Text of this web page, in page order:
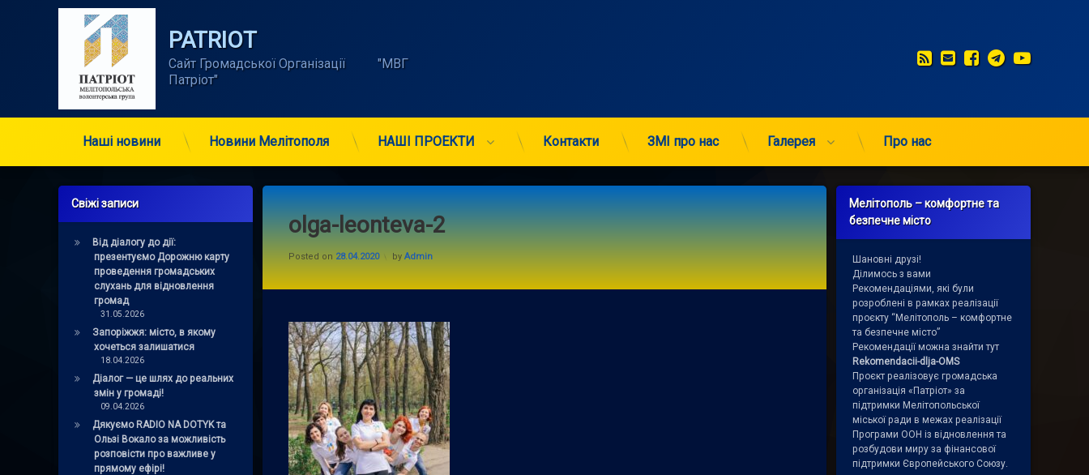
PATRIOT
Сайт Громадської Організації          "МВГ
Патріот"
RSSE-mailFacebook
Telegram
Наші новини Новини Мелітополя НАШІ ПРОЕКТИ Контакти ЗМІ про нас Галерея Про нас
olga-leonteva-2
Posted on 28.04.2020 by Admin
Свіжі записи
Від діалогу до дії:
презентуємо Дорожню карту
проведення громадських
слухань для відновлення
громад
31.05.2026
Запоріжжя: місто, в якому
хочеться залишатися
18.04.2026
Діалог — це шлях до реальних
змін у громаді!
09.04.2026
Дякуємо RADIO NA DOTYK та
Ользі Вокало за можливість
розповісти про важливе у
прямому ефірі!
Мелітополь – комфортне та
безпечне місто
Шановні друзі!
Ділимось з вами
Рекомендаціями, які були
розроблені в рамках реалізації
проєкту “Мелітополь – комфортне
та безпечне місто”
Рекомендації можна знайти тут
Rekomendacii-dlja-OMS
Проєкт реалізовує громадська
організація «Патріот» за
підтримки Мелітопольської
міської ради в межах реалізації
Програми ООН із відновлення та
розбудови миру за фінансової
підтримки Європейського Союзу.